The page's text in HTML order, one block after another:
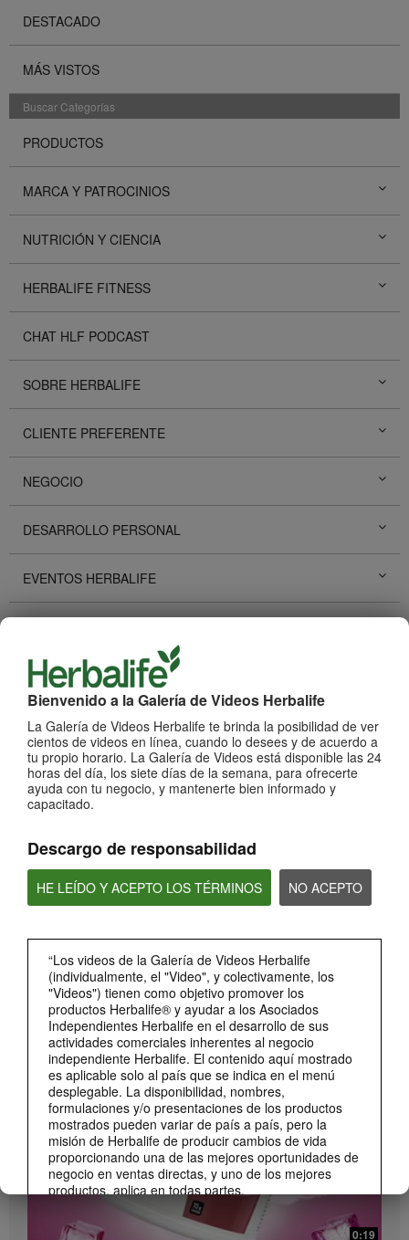
Bienvenido a la Galería de Videos Herbalife
La Galería de Videos Herbalife te brinda la posibilidad de ver
cientos de videos en línea, cuando lo desees y de acuerdo a
tu propio horario. La Galería de Videos está disponible las 24
horas del día, los siete días de la semana, para ofrecerte
ayuda con tu negocio, y mantenerte bien informado y
capacitado.
Descargo de responsabilidad
HE LEÍDO Y ACEPTO LOS TÉRMINOS NO ACEPTO
“Los videos de la Galería de Videos Herbalife
(individualmente, el "Video", y colectivamente, los
"Videos") tienen como objetivo promover los
productos Herbalife® y ayudar a los Asociados
Independientes Herbalife en el desarrollo de sus
actividades comerciales inherentes al negocio
independiente Herbalife. El contenido aquí mostrado
es aplicable solo al país que se indica en el menú
desplegable. La disponibilidad, nombres,
formulaciones y/o presentaciones de los productos
mostrados pueden variar de país a país, pero la
misión de Herbalife de producir cambios de vida
proporcionando una de las mejores oportunidades de
negocio en ventas directas, y uno de los mejores
productos, aplica en todas partes.
Los Videos podrían incluir las experiencias del
volumen de ventas acumulado, o reseñas de
DESTACADO
MÁS VISTOS
Buscar Categorías
PRODUCTOS
MARCA Y PATROCINIOS
NUTRICIÓN Y CIENCIA
HERBALIFE FITNESS
CHAT HLF PODCAST
SOBRE HERBALIFE
CLIENTE PREFERENTE
NEGOCIO
DESARROLLO PERSONAL
EVENTOS HERBALIFE
HISTORIAS DE ÉXITO
REDES SOCIALES
PRODUCTOS Ver Todos
Lanzamiento Beverage Mix Distribuidores
Conoce el Beverage Mix y sus beneficios (DS)
0:19